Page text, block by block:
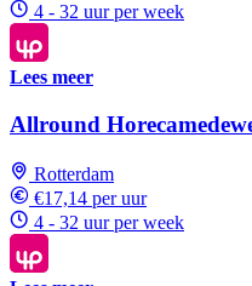
4 - 32 uur per week
Lees meer
Allround
Rotterdam
€17,14 per uur
4 - 32 uur per week